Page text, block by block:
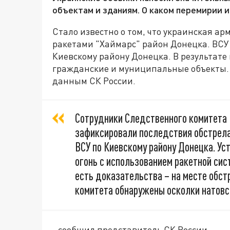
объектам и зданиям. О каком перемирии
Стало известно о том, что украинская
ракетами "Хаймарс" район Донецка.
Киевскому району Донецка. В
гражданские и муниципальные
данным СК России.
Сотрудники Следственного
зафиксировали последствия
ВСУ по Киевскому району Донецка.
огонь с использованием ракетной
есть доказательства – на месте
комитета обнаружены осколки